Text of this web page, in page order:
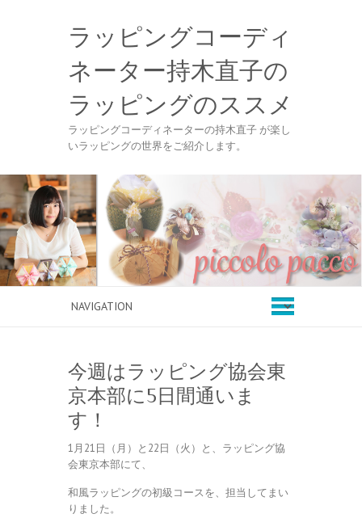
ラッピングコーディ
ネーター持木直子の
ラッピングのススメ
ラッピングコーディネーターの持木直子 が楽し
いラッピングの世界をご紹介します。
今週はラッピング協会東
京本部に5日間通いま
す！
1月21日（月）と22日（火）と、ラッピング協
会東京本部にて、
和風ラッピングの初級コースを、担当してまい
りました。